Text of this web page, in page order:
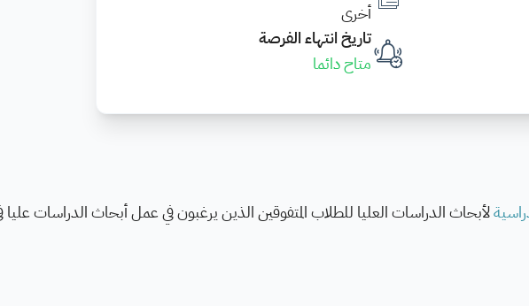
أخرى
تاريخ انتهاء الفرصة
متاح دائما
لأبحاث الدراسات العليا للطلاب المتفوقين الذين يرغبون في عمل أبحاث الدراسات